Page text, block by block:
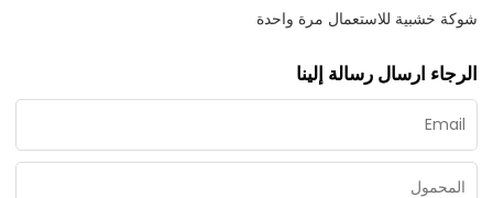
شوكة خشبية للاستعمال مرة واحدة
الرجاء ارسال رسالة إلينا